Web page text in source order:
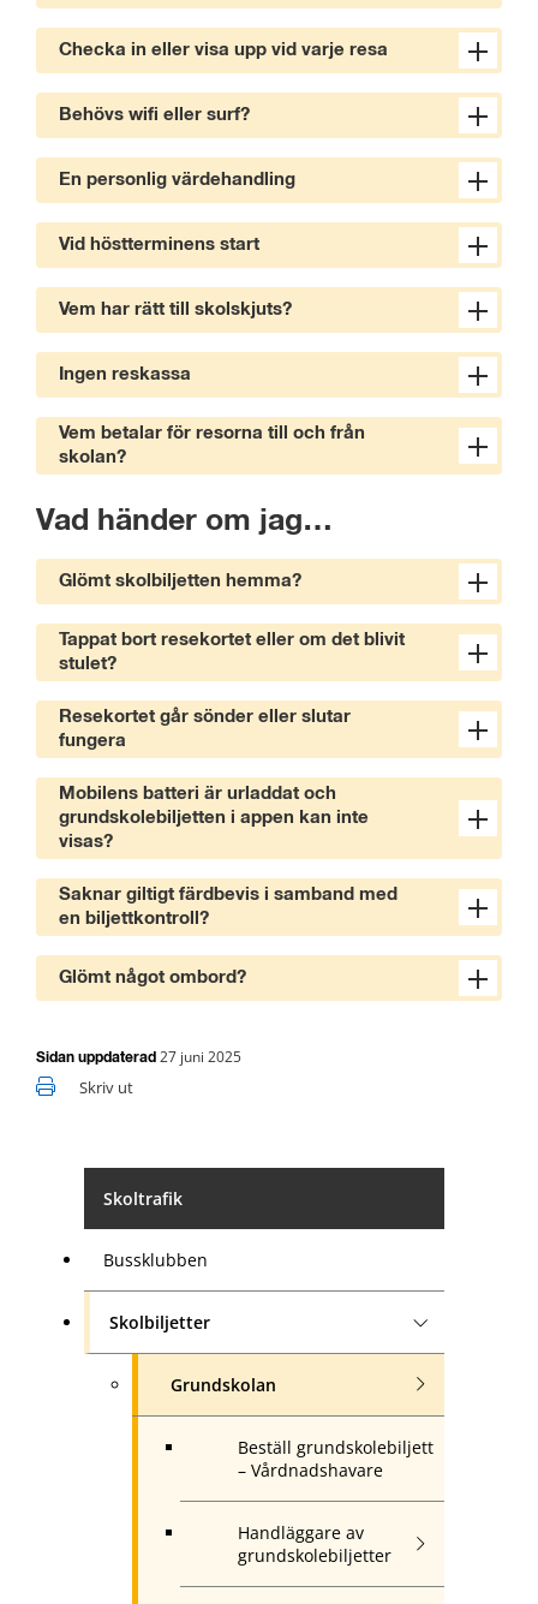
Skoltrafik
Bussklubben
Skolbiljetter
Grundskolan
Beställ grundskolebiljett
– Vårdnadshavare
Handläggare av
grundskolebiljetter
Checka in eller visa upp vid varje resa
Behövs wifi eller surf?
En personlig värdehandling
Vid höstterminens start
Vem har rätt till skolskjuts?
Ingen reskassa
Vem betalar för resorna till och från
skolan?
Vad händer om jag…
Glömt skolbiljetten hemma?
Tappat bort resekortet eller om det blivit
stulet?
Resekortet går sönder eller slutar
fungera
Mobilens batteri är urladdat och
grundskolebiljetten i appen kan inte
visas?
Saknar giltigt färdbevis i samband med
en biljettkontroll?
Glömt något ombord?
Sidan uppdaterad 27 juni 2025
Skriv ut